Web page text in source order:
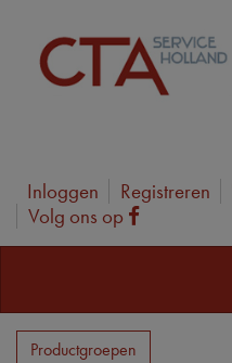
Inloggen Registreren
Volg ons op
Facebook
Productgroepen